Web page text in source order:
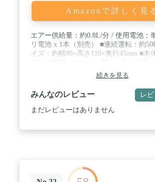
Amazonで詳しく見
エアー供給量：約0.8L/分 / 使用電池：
リ電池 x 1本（別売） ■連続運転：約
イズ：約幅80×高さ110×奥行45mm ■本
トーン標準装備 ■PISTON VALUE
性能：日常生活防水（IPX4相当）
続きを見る
みんなのレビュー レ
まだレビューはありません